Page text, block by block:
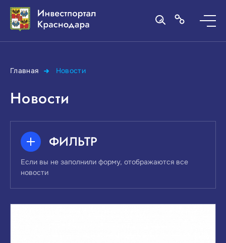
Главная Новости
Новости
ФИЛЬТР
Если вы не заполнили форму, отображаются все
новости